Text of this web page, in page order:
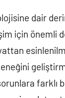
dair
için önemli
farklı